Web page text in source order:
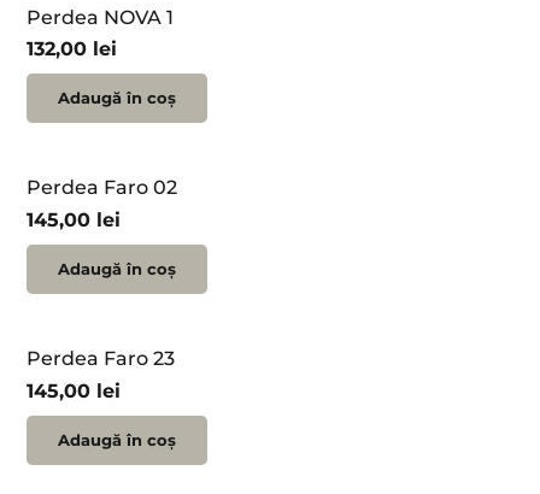
Perdea NOVA 1
132,00 lei
Adaugă în coș
Perdea Faro 02
145,00 lei
Adaugă în coș
Perdea Faro 23
145,00 lei
Adaugă în coș